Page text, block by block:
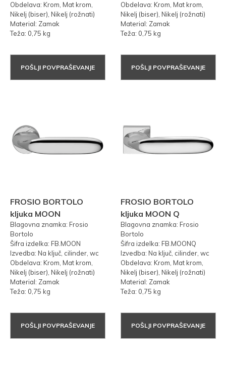
Obdelava: Krom, Mat krom,
Nikelj (biser), Nikelj (rožnati)
Material: Zamak
Teža: 0,75 kg
POŠLJI POVPRAŠEVANJE
Obdelava: Krom, Mat krom,
Nikelj (biser), Nikelj (rožnati)
Material: Zamak
Teža: 0,75 kg
POŠLJI POVPRAŠEVANJE
FROSIO BORTOLO
kljuka MOON
Blagovna znamka: Frosio
Bortolo
Šifra izdelka: FB.MOON
Izvedba: Na ključ, cilinder, wc
Obdelava: Krom, Mat krom,
Nikelj (biser), Nikelj (rožnati)
Material: Zamak
Teža: 0,75 kg
POŠLJI POVPRAŠEVANJE
FROSIO BORTOLO
kljuka MOON Q
Blagovna znamka: Frosio
Bortolo
Šifra izdelka: FB.MOONQ
Izvedba: Na ključ, cilinder, wc
Obdelava: Krom, Mat krom,
Nikelj (biser), Nikelj (rožnati)
Material: Zamak
Teža: 0,75 kg
POŠLJI POVPRAŠEVANJE